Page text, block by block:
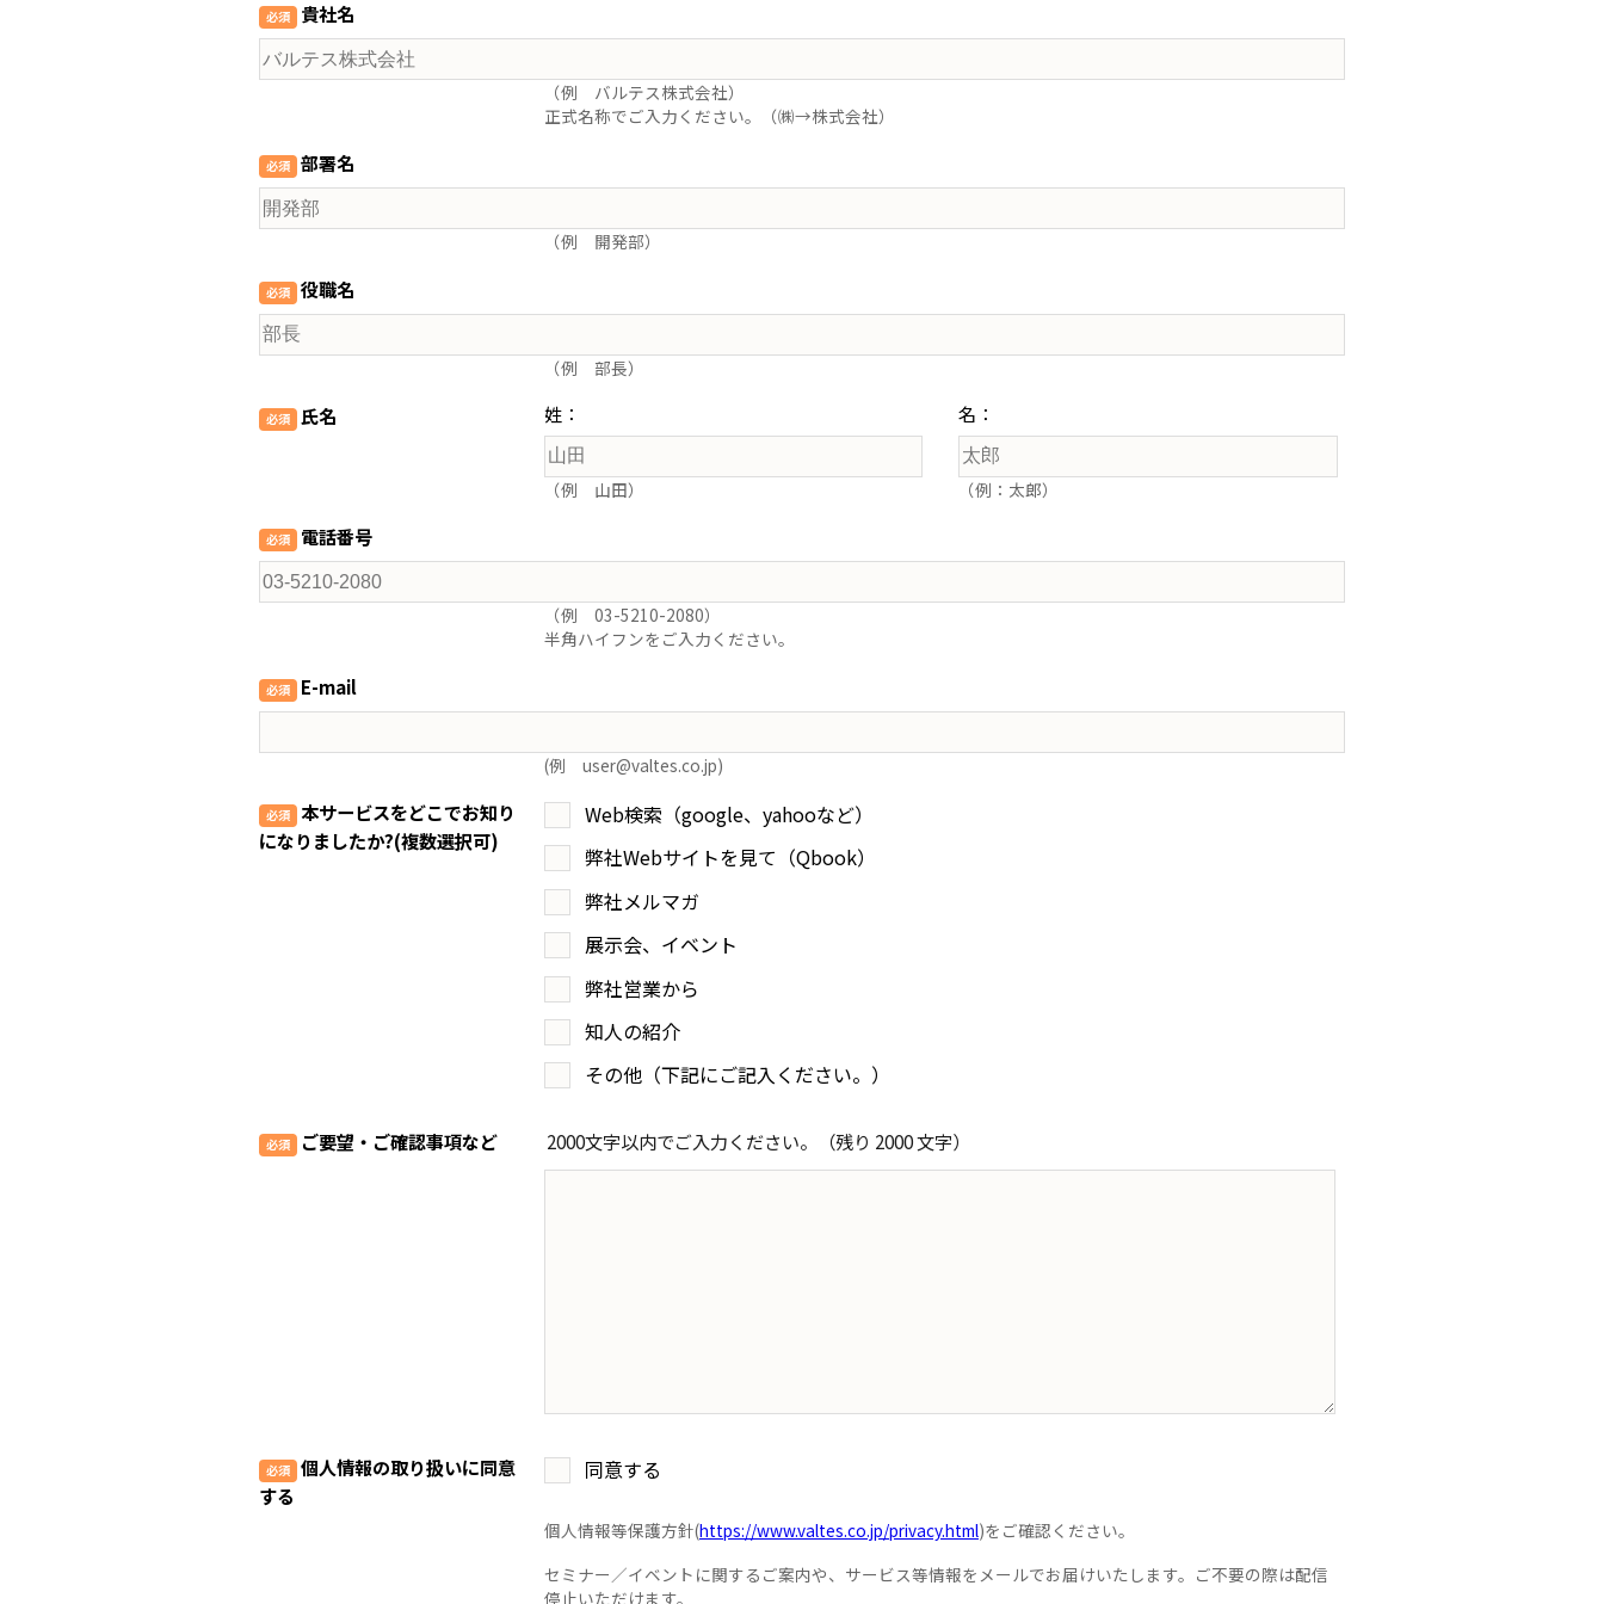
貴社名
（例 バルテス株式会社）
正式名称でご入力ください。（㈱→株式会社）
部署名
（例 開発部）
役職名
（例 部長）
氏名 姓：
（例 山田）
名：
（例：太郎）
電話番号
（例 03-5210-2080）
半角ハイフンをご入力ください。
E-mail
(例 user@valtes.co.jp)
本サービスをどこでお知り
になりましたか?(複数選択可)
Web検索（google、yahooなど）
弊社Webサイトを見て（Qbook）
弊社メルマガ
展示会、イベント
弊社営業から
知人の紹介
その他（下記にご記入ください。）
ご要望・ご確認事項など 2000文字以内でご入力ください。（残り 2000文字）
個人情報の取り扱いに同意
する
同意する
個人情報等保護方針(https://www.valtes.co.jp/privacy.html)をご確認ください。
セミナー／イベントに関するご案内や、サービス等情報をメールでお届けいたします。ご不要の際は配信
停止いただけます。